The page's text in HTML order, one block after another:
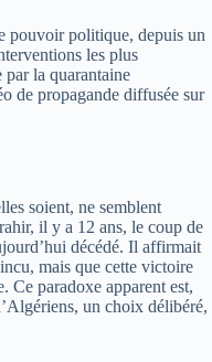
pouvoir politique, depuis un
les plus
par la quarantaine
de propagande diffusée sur
soient, ne semblent
il y a 12 ans, le coup de
décédé. Il affirmait
mais que cette victoire
Ce paradoxe apparent est,
un choix délibéré,